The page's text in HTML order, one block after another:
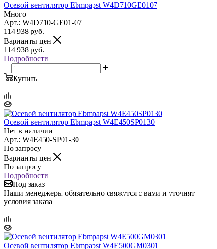
Осевой вентилятор Ebmpapst W4D710GE0107
Много
Арт.: W4D710-GE01-07
114 938 руб.
Варианты цен
114 938 руб.
Подробности
Купить
Осевой вентилятор Ebmpapst W4E450SP0130
Нет в наличии
Арт.: W4E450-SP01-30
По запросу
Варианты цен
По запросу
Подробности
Под заказ
Наши менеджеры обязательно свяжутся с вами и уточнят
условия заказа
Осевой вентилятор Ebmpapst W4E500GM0301